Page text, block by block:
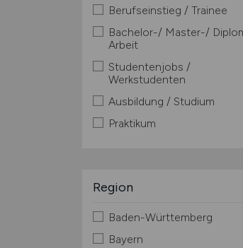
Berufseinstieg / Trainee
Bachelor-/ Master-/
Arbeit
Studentenjobs /
Werkstudenten
Ausbildung / Studium
Praktikum
Region
Baden-Württemberg
Bayern